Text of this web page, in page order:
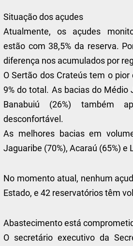
Situação dos açudes
Atualmente, os açudes
estão com 38,5% da reserva.
diferença nos acumulados por
O Sertão dos Crateús tem o
9% do total. As bacias do Médio
Banabuiú (26%) também
desconfortável.
As melhores bacias em
Jaguaribe (70%), Acaraú (65%) e
No momento atual, nenhum
Estado, e 42 reservatórios têm
Abastecimento está
O secretário executivo da